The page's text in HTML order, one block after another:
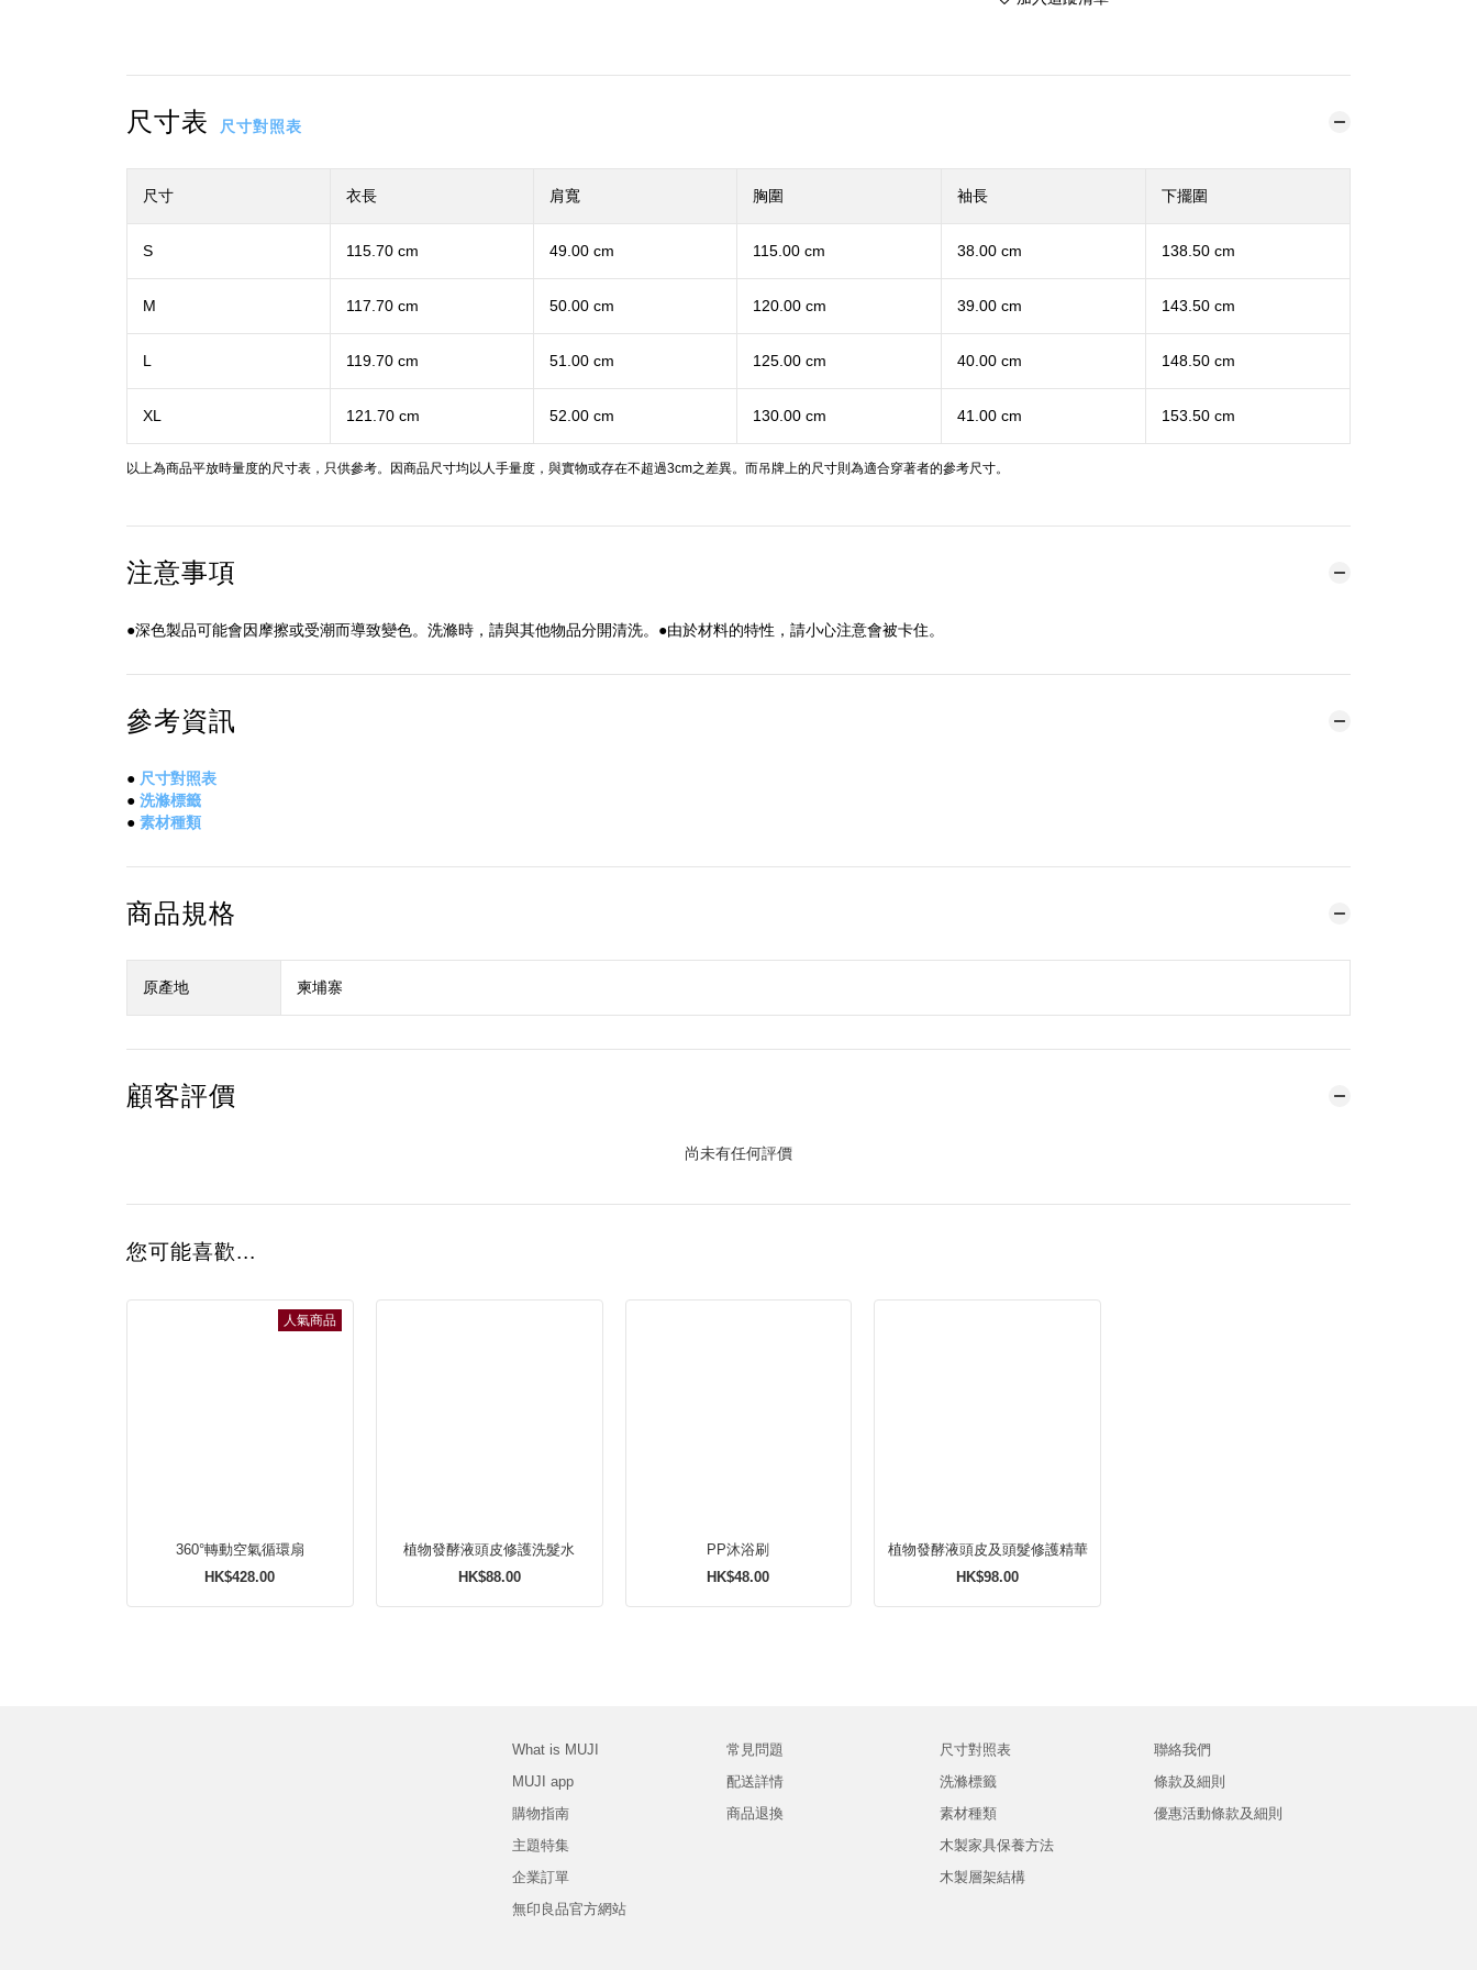
尺寸表 尺寸對照表
尺寸 衣長 肩寬 胸圍 袖長 下擺圍
S 115.70 cm 49.00 cm 115.00 cm 38.00 cm 138.50 cm
M 117.70 cm 50.00 cm 120.00 cm 39.00 cm 143.50 cm
L 119.70 cm 51.00 cm 125.00 cm 40.00 cm 148.50 cm
XL 121.70 cm 52.00 cm 130.00 cm 41.00 cm 153.50 cm
以上為商品平放時量度的尺寸表，只供參考。因商品尺寸均以人手量度，與實物或存在不超過3cm之差異。而吊牌上的尺寸則為適合穿著者的參考尺寸。
注意事項
●深色製品可能會因摩擦或受潮而導致變色。洗滌時，請與其他物品分開清洗。●由於材料的特性，請小心注意會被卡住。
參考資訊
● 尺寸對照表
● 洗滌標籤
● 素材種類
商品規格
原產地 柬埔寨
顧客評價
尚未有任何評價
您可能喜歡...
人氣商品
360°轉動空氣循環扇
HK$428.00
植物發酵液頭皮修護洗髮水
HK$88.00
PP沐浴刷
HK$48.00
植物發酵液頭皮及頭髮修護精華
HK$98.00
What is MUJI
MUJI app
購物指南
主題特集
企業訂單
無印良品官方網站
常見問題
配送詳情
商品退換
尺寸對照表
洗滌標籤
素材種類
木製家具保養方法
木製層架結構
聯絡我們
條款及細則
優惠活動條款及細則